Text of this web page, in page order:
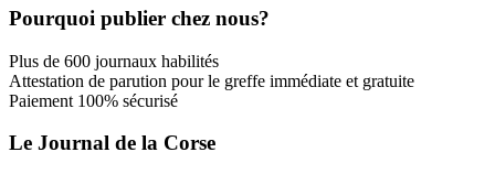
Pourquoi publier chez nous?
Plus de 600 journaux habilités
Attestation de parution pour le greffe immédiate et gratuite
Paiement 100% sécurisé
Le Journal de la Corse